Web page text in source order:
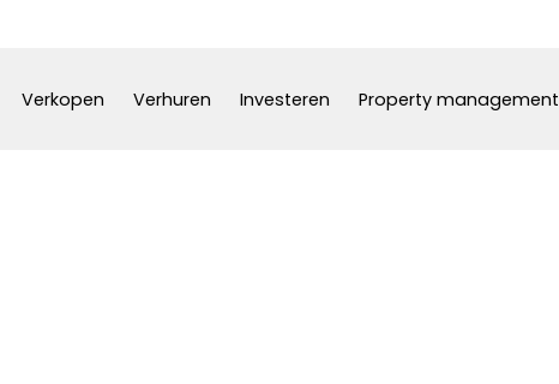
Verkopen Verhuren Investeren Property management